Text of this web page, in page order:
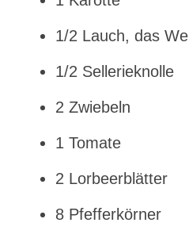
1/2 Lauch, das
1/2 Sellerieknolle
2 Zwiebeln
1 Tomate
2 Lorbeerblätter
8 Pfefferkörner